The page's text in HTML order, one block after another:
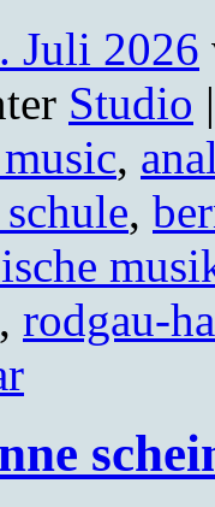
Juli 2026
Studio |
,
,
, rodgau-